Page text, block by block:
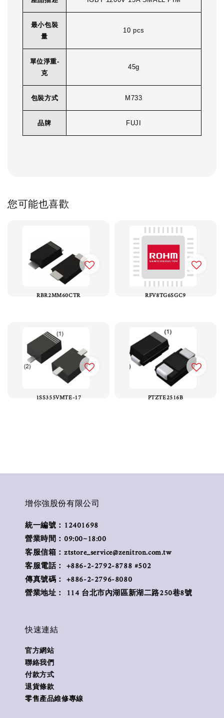
最小包裝
量
10 pcs
單位淨重-
克
45g
包裝方式 M733
品牌 FUJI
您可能也喜歡
RBR2MM60CTR RFV8TG6SGC9
1SS355VMTE-17 PTZTE2516B
增你強股份有限公司
統一編號：12401698
營業時間：09:00~18:00
客服信箱：ztstore_service@zenitron.com.tw
客服電話： +886-2-2792-8788 #502
傳真號碼： +886-2-2796-8080
營業地址： 114 台北市內湖區新湖二路250巷8號
快速連結
官方網站
聯絡我們
付款方式
退貨條款
零售產品維修專線